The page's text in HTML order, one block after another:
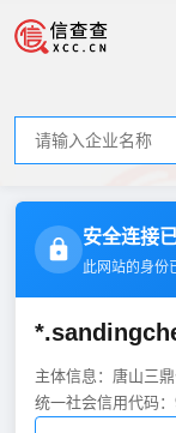
安全连接
此网站的身份
主体信息：唐山三
统一社会信用代码